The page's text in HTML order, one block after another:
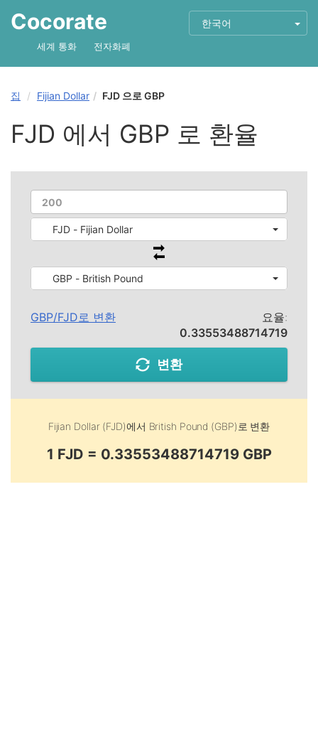
Cocorate 한국어
세계 통화 전자화폐
집 Fijian Dollar FJD 으로 GBP
FJD 에서 GBP 로 환율
FJD - Fijian Dollar
GBP - British Pound
GBP/FJD로 변환
요율:
0.33553488714719
변환
Fijian Dollar (FJD)에서 British Pound (GBP) 로 변환
1 FJD = 0.33553488714719 GBP